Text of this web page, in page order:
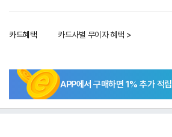
카드혜택 카드사별 무이자 혜택 >
APP에서 구매하면 1% 추가 적립